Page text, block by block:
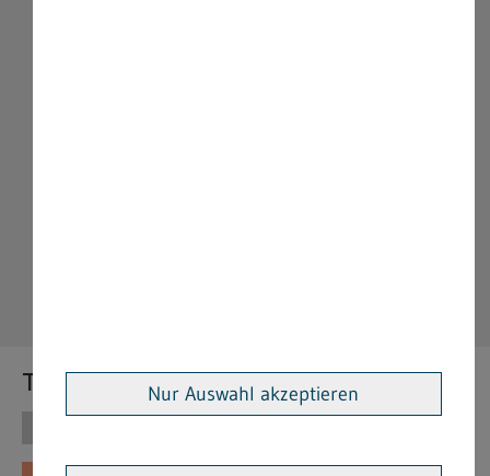
Nur Auswahl akzeptieren
Themen